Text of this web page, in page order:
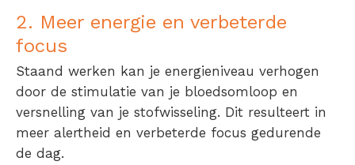
2. Meer energie en verbeterde
focus
Staand werken kan je energieniveau verhogen
door de stimulatie van je bloedsomloop en
versnelling van je stofwisseling. Dit resulteert in
meer alertheid en verbeterde focus gedurende
de dag.